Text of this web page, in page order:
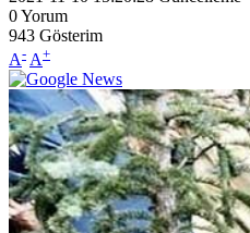
0Yorum
943 Gösterim
A- A+